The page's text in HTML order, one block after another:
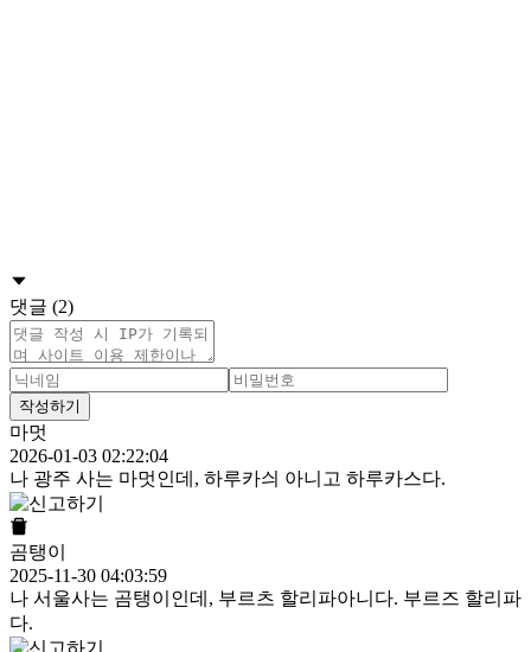
댓글 (2)
작성하기
마멋
2026-01-03 02:22:04
나 광주 사는 마멋인데, 하루카싀 아니고 하루카스다.
곰탱이
2025-11-30 04:03:59
나 서울사는 곰탱이인데, 부르츠 할리파아니다. 부르즈 할리파
다.